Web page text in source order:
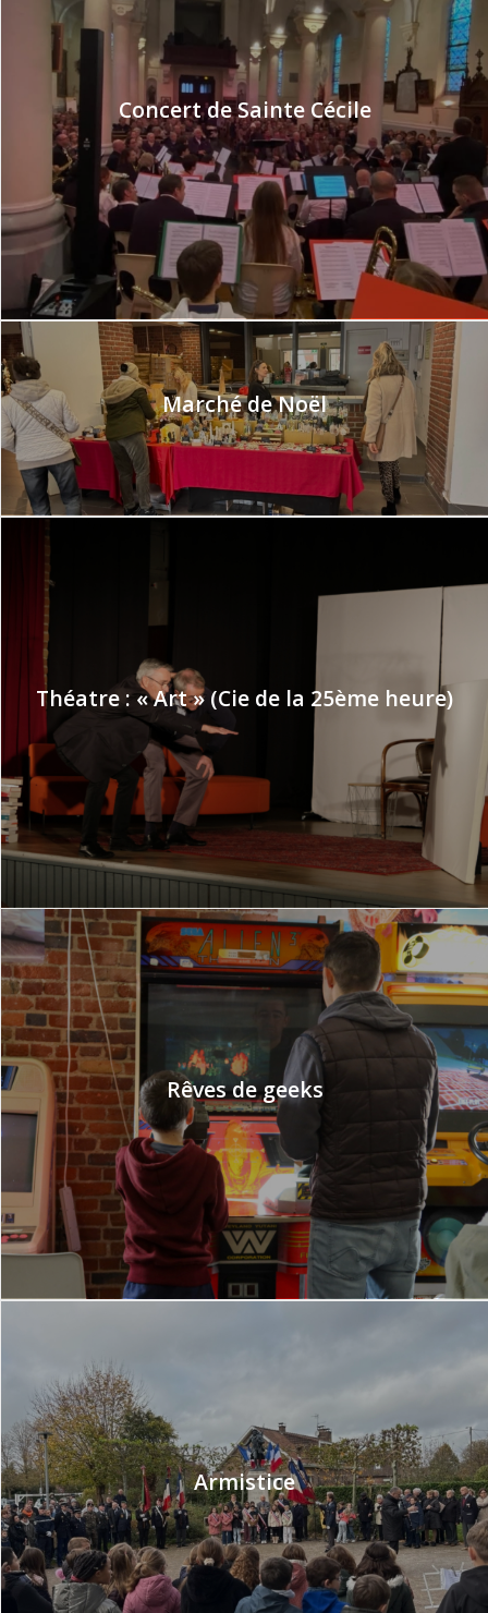
Concert de Sainte Cécile
Marché de Noël
Théatre : « Art » (Cie de la 25ème heure)
Rêves de geeks
Armistice